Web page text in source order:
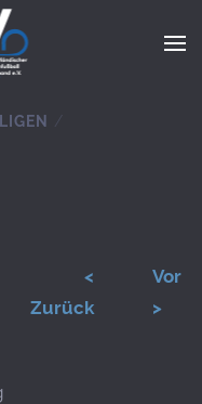
<
Zurück
Vor
>